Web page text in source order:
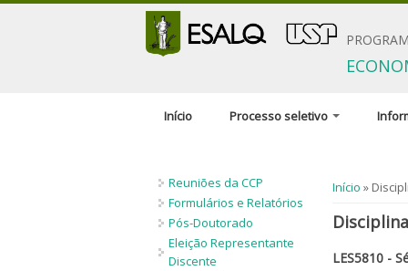
Início Processo seletivo
Documentação solicitada
Condições
Critérios de seleção
Você está
Início »
LES5810 -
Reuniões da CCP
Formulários e Relatórios
Pós-Doutorado
Eleição Representante
Discente